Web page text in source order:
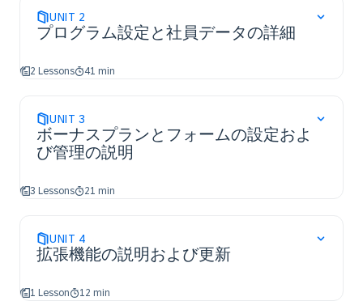
UNIT 2
プログラム設定と社員データの詳細
2 Lessons 41 min
UNIT 3
ボーナスプランとフォームの設定およ
び管理の説明
3 Lessons 21 min
UNIT 4
拡張機能の説明および更新
1 Lesson 12 min